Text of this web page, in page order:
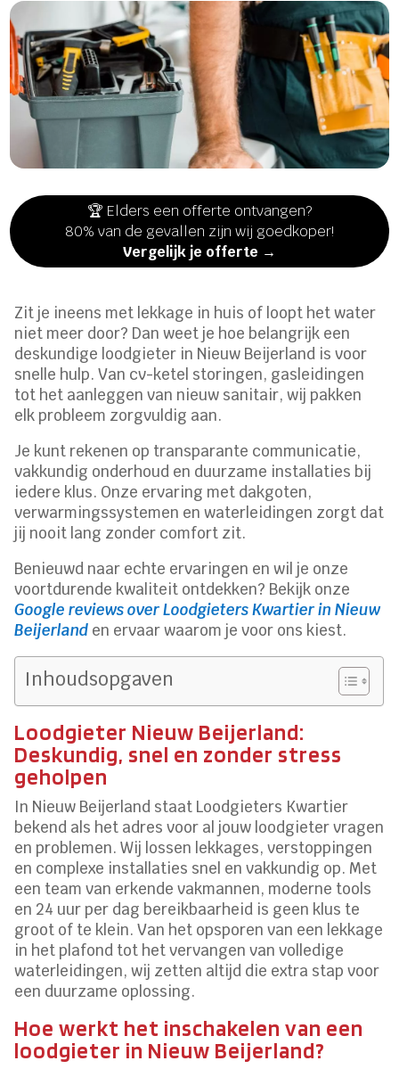
🏆 Elders een offerte ontvangen?
80% van de gevallen zijn wij goedkoper!
Vergelijk je offerte →
Zit je ineens met lekkage in huis of loopt het water
niet meer door? Dan weet je hoe belangrijk een
deskundige loodgieter in Nieuw Beijerland is voor
snelle hulp. Van cv-ketel storingen, gasleidingen
tot het aanleggen van nieuw sanitair, wij pakken
elk probleem zorgvuldig aan.
Je kunt rekenen op transparante communicatie,
vakkundig onderhoud en duurzame installaties bij
iedere klus. Onze ervaring met dakgoten,
verwarmingssystemen en waterleidingen zorgt dat
jij nooit lang zonder comfort zit.
Benieuwd naar echte ervaringen en wil je onze
voortdurende kwaliteit ontdekken? Bekijk onze
Google reviews over Loodgieters Kwartier in Nieuw
Beijerland en ervaar waarom je voor ons kiest.
Inhoudsopgaven
Loodgieter Nieuw Beijerland:
Deskundig, snel en zonder stress
geholpen
In Nieuw Beijerland staat Loodgieters Kwartier
bekend als het adres voor al jouw loodgieter vragen
en problemen. Wij lossen lekkages, verstoppingen
en complexe installaties snel en vakkundig op. Met
een team van erkende vakmannen, moderne tools
en 24 uur per dag bereikbaarheid is geen klus te
groot of te klein. Van het opsporen van een lekkage
in het plafond tot het vervangen van volledige
waterleidingen, wij zetten altijd die extra stap voor
een duurzame oplossing.
Hoe werkt het inschakelen van een
loodgieter in Nieuw Beijerland?